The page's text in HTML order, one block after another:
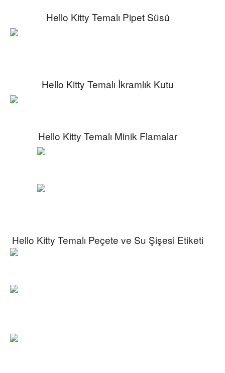
Hello Kitty Temalı Pipet Süsü
Hello Kitty Temalı İkramlık Kutu
Hello Kitty Temalı Minik Flamalar
Hello Kitty Temalı Peçete ve Su Şişesi Etiketi